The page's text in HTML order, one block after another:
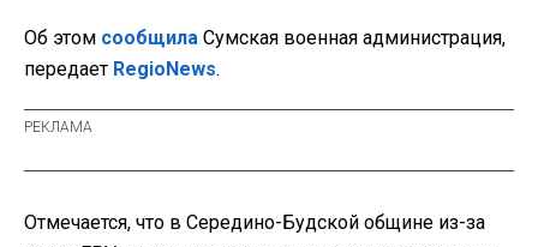
Об этом сообщила Сумская военная администрация,
передает RegioNews.
Отмечается, что в Середино-Будской общине из-за